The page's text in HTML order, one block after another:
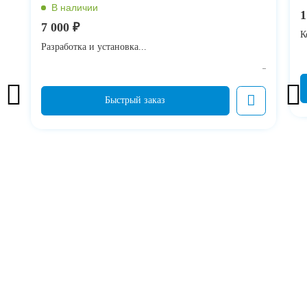
7 000 ₽
Разработка и установка...